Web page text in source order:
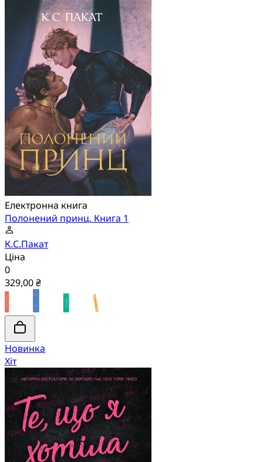
Електронна книга
Полонений принц. Книга 1
К.С.Пакат
Ціна
0
329,00 ₴
Новинка
Хіт